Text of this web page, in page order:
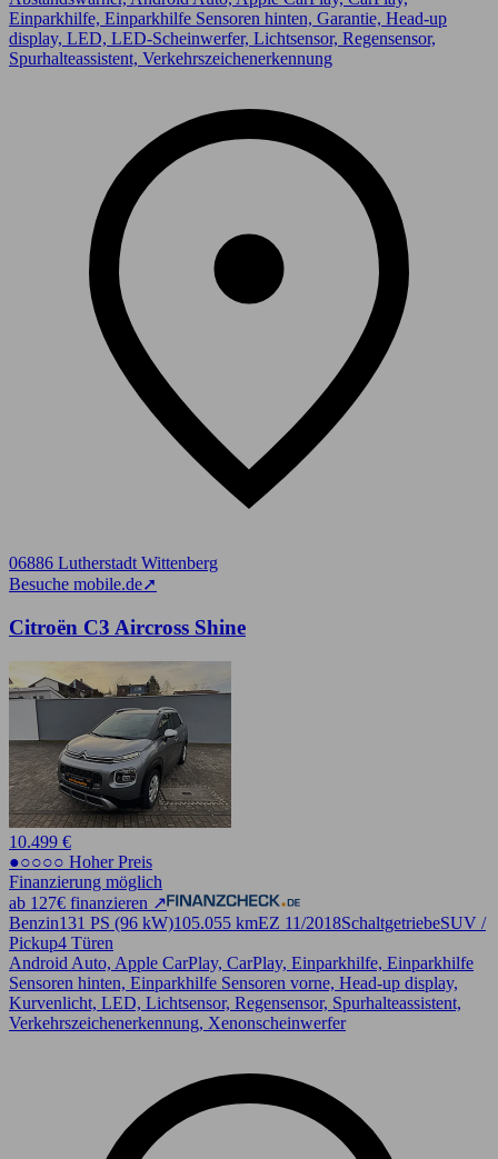
Einparkhilfe, Einparkhilfe Sensoren hinten, Garantie, Head-up
display, LED, LED-Scheinwerfer, Lichtsensor, Regensensor,
Spurhalteassistent, Verkehrszeichenerkennung
06886 Lutherstadt Wittenberg
Besuche mobile.de➚
Citroën C3 Aircross Shine
10.499 €
●○○○○ Hoher Preis
Finanzierung möglich
ab 127€ finanzieren ↗
Benzin131 PS (96 kW)105.055 kmEZ 11/2018SchaltgetriebeSUV /
Pickup4 Türen
Android Auto, Apple CarPlay, CarPlay, Einparkhilfe, Einparkhilfe
Sensoren hinten, Einparkhilfe Sensoren vorne, Head-up display,
Kurvenlicht, LED, Lichtsensor, Regensensor, Spurhalteassistent,
Verkehrszeichenerkennung, Xenonscheinwerfer